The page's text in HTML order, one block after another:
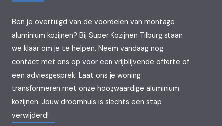
Ben je overtuigd van de voordelen van montage
aluminium kozijnen? Bij Super Kozijnen Tilburg staan
we klaar om je te helpen. Neem vandaag nog
contact met ons op voor een vrijblijvende offerte of
een adviesgesprek. Laat ons je woning
transformeren met onze hoogwaardige aluminium
kozijnen. Jouw droomhuis is slechts een stap
verwijderd!